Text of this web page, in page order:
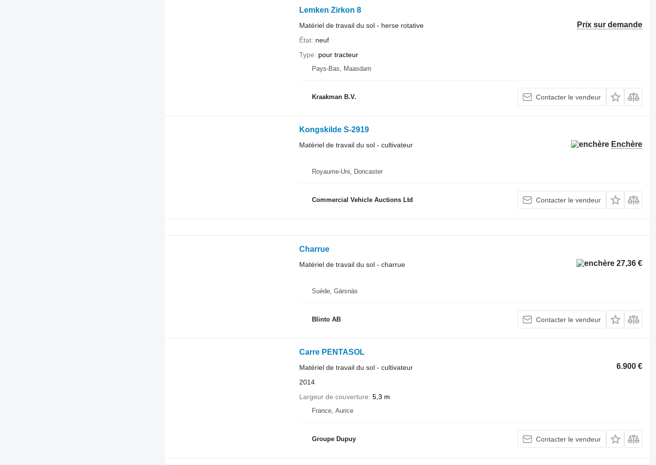
Lemken Zirkon 8
Prix sur demande
Matériel de travail du sol - herse rotative
État neuf
Type
pour tracteur
Pays-Bas, Maasdam
Kraakman B.V. Contacter le vendeur
Kongskilde S-2919
Enchère
Matériel de travail du sol - cultivateur
Royaume-Uni, Doncaster
Commercial Vehicle Auctions Ltd Contacter le vendeur
Charrue
27,36 €
Matériel de travail du sol - charrue
Suède, Gärsnäs
Blinto AB Contacter le vendeur
Carre PENTASOL
6.900 €
Matériel de travail du sol - cultivateur
2014
Largeur de couverture 5,3 m
France, Aurice
Groupe Dupuy Contacter le vendeur